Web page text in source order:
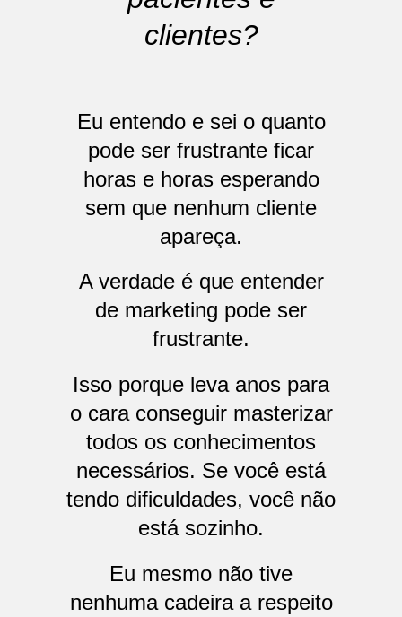
clientes?
Eu entendo e sei o quanto
pode ser frustrante ficar
horas e horas esperando
sem que nenhum cliente
apareça.
A verdade é que entender
de marketing pode ser
frustrante.
Isso porque leva anos para
o cara conseguir masterizar
todos os conhecimentos
necessários. Se você está
tendo dificuldades, você não
está sozinho.
Eu mesmo não tive
nenhuma cadeira a respeito